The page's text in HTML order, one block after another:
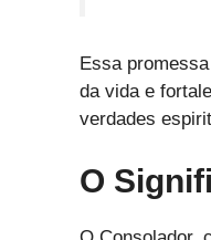
Essa
da vida e
verdades
O